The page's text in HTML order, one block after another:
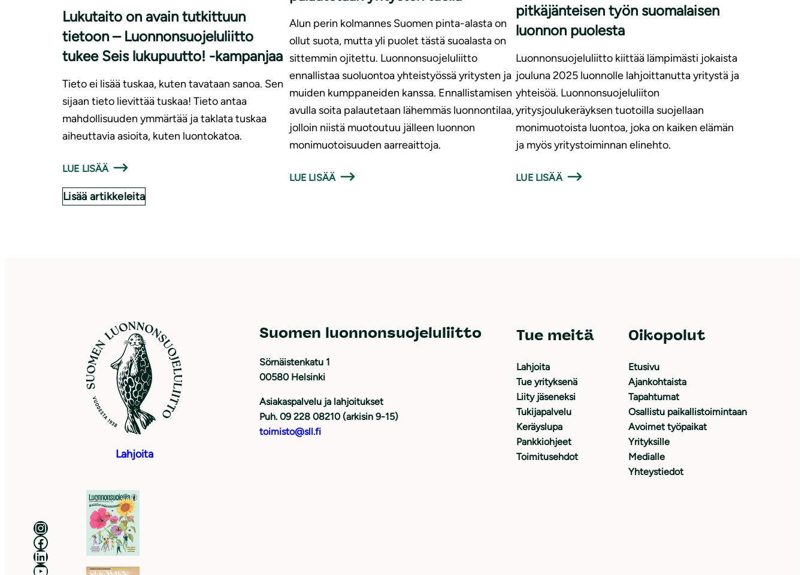
Lukutaito on avain tutkittuun
tietoon – Luonnonsuojeluliitto
tukee Seis lukupuutto! -kampanjaa
Tieto ei lisää tuskaa, kuten tavataan sanoa. Sen
sijaan tieto lievittää tuskaa! Tieto antaa
mahdollisuuden ymmärtää ja taklata tuskaa
aiheuttavia asioita, kuten luontokatoa.
LUE LISÄÄ
Alun perin kolmannes Suomen pinta-alasta on
ollut suota, mutta yli puolet tästä suoalasta on
sittemmin ojitettu. Luonnonsuojeluliitto
ennallistaa suoluontoa yhteistyössä yritysten ja
muiden kumppaneiden kanssa. Ennallistamisen
avulla soita palautetaan lähemmäs luonnontilaa,
jolloin niistä muotoutuu jälleen luonnon
monimuotoisuuden aarreaittoja.
LUE LISÄÄ
pitkäjänteisen työn suomalaisen
luonnon puolesta
Luonnonsuojeluliitto kiittää lämpimästi jokaista
jouluna 2025 luonnolle lahjoittanutta yritystä ja
yhteisöä. Luonnonsuojeluliiton
yritysjoulukeräyksen tuotoilla suojellaan
monimuotoista luontoa, joka on kaiken elämän
ja myös yritystoiminnan elinehto.
LUE LISÄÄ
Lisää artikkeleita
Lahjoita
Suomen luonnonsuojeluliitto
Sörnäistenkatu 1
00580 Helsinki
Asiakaspalvelu ja lahjoitukset
Puh. 09 228 08210 (arkisin 9-15)
toimisto@sll.fi
Tue meitä
Lahjoita
Tue yrityksenä
Liity jäseneksi
Tukijapalvelu
Keräyslupa
Pankkiohjeet
Toimitusehdot
Oikopolut
Etusivu
Ajankohtaista
Tapahtumat
Osallistu paikallistoimintaan
Avoimet työpaikat
Yrityksille
Medialle
Yhteystiedot
Luonnonsuojeluliitto Instagramissa
Luonnonsuojeluliitto Facebookissa
Luonnonsuojeluliitto LinkedInissä
Luonnonsuojeluliiton YouTube-kanava